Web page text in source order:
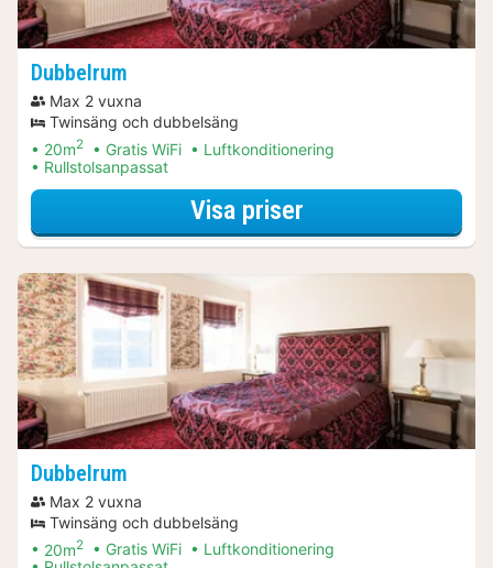
Dubbelrum
Max 2 vuxna
Twinsäng och dubbelsäng
20m2 Gratis WiFi
Luftkonditionering
Rullstolsanpassat
Visa priserför Dubbelrum
Dubbelrum
Max 2 vuxna
Twinsäng och dubbelsäng
20m2 Gratis WiFi
Luftkonditionering